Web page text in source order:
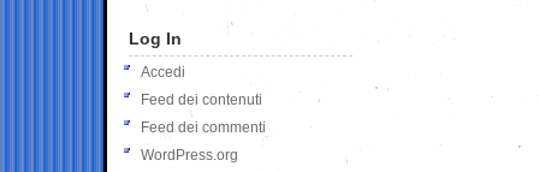
Log In
Accedi
Feed dei contenuti
Feed dei commenti
WordPress.org